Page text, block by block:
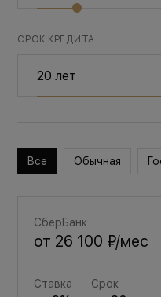
СРОК КРЕДИТА
Все Обычная
СберБанк
от 26 100 ₽/мес
Ставка Срок